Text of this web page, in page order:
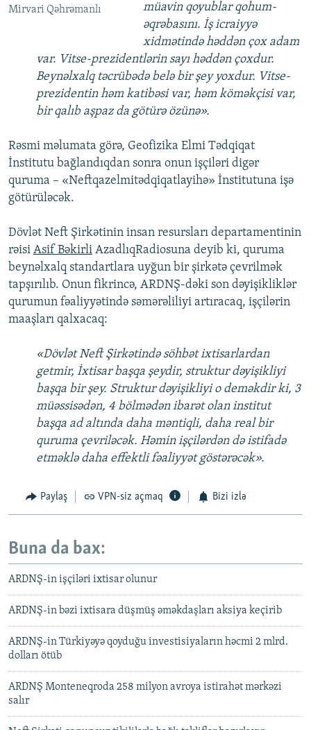
Mirvari Qəhrəmanlı
müavin qoyublar qohum-
əqrəbasını. İş icraiyyə
xidmətində həddən çox adam
var. Vitse-prezidentlərin sayı həddən çoxdur.
Beynəlxalq təcrübədə belə bir şey yoxdur. Vitse-
prezidentin həm katibəsi var, həm köməkçisi var,
bir qalıb aşpaz da götürə özünə».
Rəsmi məlumata görə, Geofizika Elmi Tədqiqat
İnstitutu bağlandıqdan sonra onun işçiləri digər
quruma – «Neftqazelmitədqiqatlayihə» İnstitutuna işə
götürüləcək.
Dövlət Neft Şirkətinin insan resursları departamentinin
rəisi Asif Bəkirli AzadlıqRadiosuna deyib ki, quruma
beynəlxalq standartlara uyğun bir şirkətə çevrilmək
tapşırılıb. Onun fikrincə, ARDNŞ-dəki son dəyişikliklər
qurumun fəaliyyətində səmərəliliyi artıracaq, işçilərin
maaşları qalxacaq:
«Dövlət Neft Şirkətində söhbət ixtisarlardan
getmir, İxtisar başqa şeydir, struktur dəyişikliyi
başqa bir şey. Struktur dəyişikliyi o deməkdir ki, 3
müəssisədən, 4 bölmədən ibarət olan institut
başqa ad altında daha məntiqli, daha real bir
quruma çevriləcək. Həmin işçilərdən də istifadə
etməklə daha effektli fəaliyyət göstərəcək».
Paylaş VPN-siz açmaq Bizi izlə
Buna da bax:
ARDNŞ-in işçiləri ixtisar olunur
ARDNŞ-in bəzi ixtisara düşmüş əməkdaşları aksiya keçirib
ARDNŞ-in Türkiyəyə qoyduğu investisiyaların həcmi 2 mlrd.
dolları ötüb
ARDNŞ Monteneqroda 258 milyon avroya istirahət mərkəzi
salır